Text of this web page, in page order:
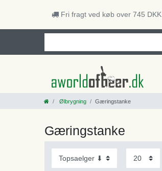
Fri fragt ved køb over 745 DKK
Ølbrygning Gæringstanke
Gæringstanke